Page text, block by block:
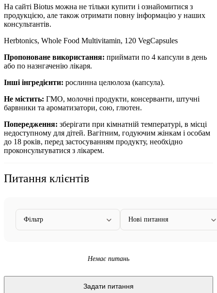
На сайті Biotus можна не тільки купити і ознайомитися з
продукцією, але також отримати повну інформацію у наших
консультантів.
Herbtonics, Whole Food Multivitamin, 120 VegCapsules
Пропоноване використання: приймати по 4 капсули в день
або по назнгаченію лікаря.
Інші інгредієнти: рослинна целюлоза (капсула).
Не містить: ГМО, молочні продукти, консерванти, штучні
барвники та ароматизатори, сою, глютен.
Попередження: зберігати при кімнатній температурі, в місці
недоступному для дітей. Вагітним, годуючим жінкам і особам
до 18 років, перед застосуванням продукту, необхідно
проконсультуватися з лікарем.
Питання клієнтів
Фільтр Нові питання
Немає питань
Задати питання